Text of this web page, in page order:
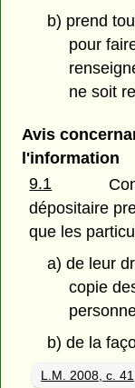
b) prend
pour
ne soit
Avis
l'information
9.1
dépositaire
que les
a) de leur
copie
b) de la
L.M. 2008, c.